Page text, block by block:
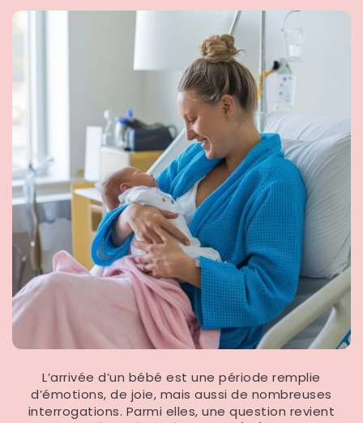
L’arrivée d’un bébé est une période remplie
d’émotions, de joie, mais aussi de nombreuses
interrogations. Parmi elles, une question revient